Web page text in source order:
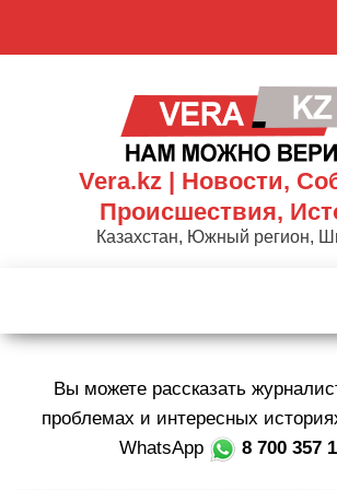
Vera.kz | Новости,
Происшествия,
Казахстан, Южный регион,
Вы можете рассказать
проблемах и интересных
WhatsApp
8 700 357